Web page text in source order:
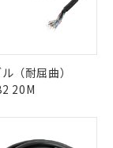
状況ページへ
（耐屈曲）
20M